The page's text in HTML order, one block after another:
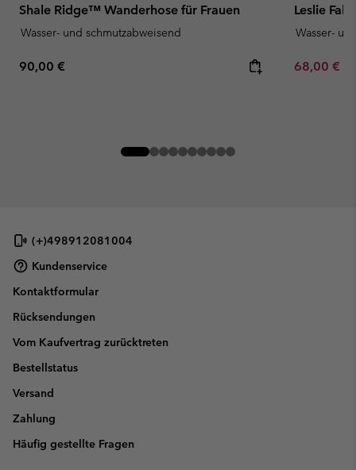
Shale Ridge™ Wanderhose für Frauen
Wasser- und schmutzabweisend
Regular price:
90,00 €
Leslie
Wasser-
Minimum
68,00 €
(+)498912081004
Kundenservice
Kontaktformular
Rücksendungen
Vom Kaufvertrag zurücktreten
Bestellstatus
Versand
Zahlung
Häufig gestellte Fragen